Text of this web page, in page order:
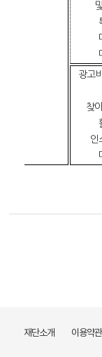
및
광고비
찾
인
재단소개 이용약관